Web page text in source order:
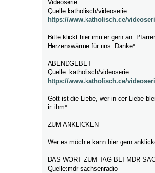
Videoserie
Quelle:katholisch/videoserie
https://www.katholisch.de/
Bitte klickt hier immer gern an.
Herzenswärme für uns. Danke*
ABENDGEBET
Quelle: katholisch/videoserie
https://www.katholisch.de/
Gott ist die Liebe, wer in der Liebe
in ihm*
ZUM ANKLICKEN
Wer es möchte kann hier gern
DAS WORT ZUM TAG BEI MDR
Quelle:mdr sachsenradio